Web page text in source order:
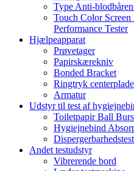
Type Anti-
Touch Color
Performance Tester
Hjælpeapparat
Prøvetager
Papirskærekniv
Bonded Bracket
Ringtryk centerplade
Armatur
Udstyr til test af
Toiletpapir Ball
Hygiejnebind
Andet testudstyr
Vibrerende bord